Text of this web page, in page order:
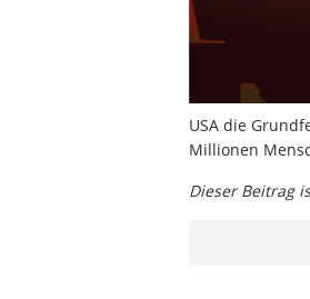
USA die
Millionen
Dieser Beitrag